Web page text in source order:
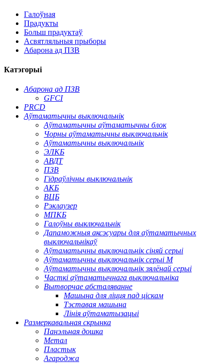
Галоўная
Прадукты
Больш прадуктаў
Асвятляльныя прыборы
Абарона ад ПЗВ
Катэгорыі
Абарона ад ПЗВ
GFCI
PRCD
Аўтаматычны выключальнік
Аўтаматычны аўтаматычны блок
Чорны аўтаматычны выключальнік
Аўтаматычны выключальнік
ЭЛКБ
АВДТ
ПЗВ
Гідраўлічны выключальнік
АКБ
ВЦБ
Рэклаузер
МПКБ
Галоўны выключальнік
Дапаможныя аксэсуары для аўтаматычных
выключальнікаў
Аўтаматычны выключальнік сіняй серыі
Аўтаматычны выключальнік серыі M
Аўтаматычны выключальнік зялёнай серыі
Часткі аўтаматычнага выключальніка
Вытворчае абсталяванне
Машына для ліцця пад ціскам
Тэставая машына
Лінія аўтаматызацыі
Размеркавальная скрынка
Панэльная дошка
Метал
Пластык
Агароджа